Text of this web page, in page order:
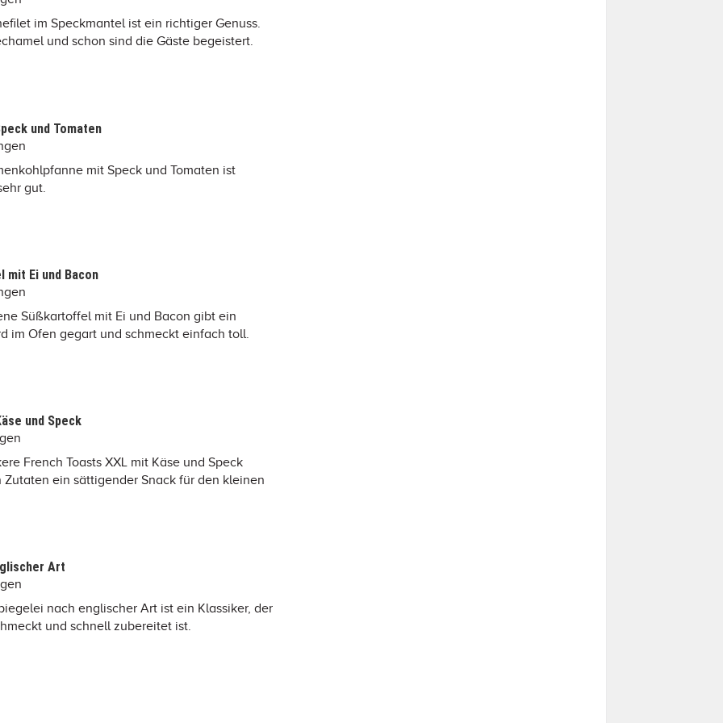
im Speckmantel ist ein richtiger Genuss.
und schon sind die Gäste begeistert.
und Tomaten
mit Speck und Tomaten ist
gut.
Ei und Bacon
Süßkartoffel mit Ei und Bacon gibt ein
im Ofen gegart und schmeckt einfach toll.
und Speck
French Toasts XXL mit Käse und Speck
ein sättigender Snack für den kleinen
Art
nach englischer Art ist ein Klassiker, der
und schnell zubereitet ist.